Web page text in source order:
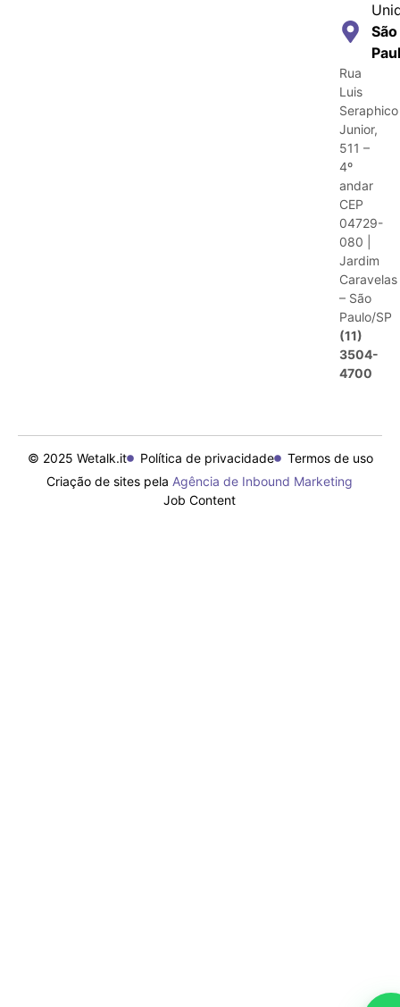
São
Rua
Luis
Seraphico
Junior,
511 –
4º
andar
CEP
04729-
080 |
Jardim
Caravelas
– São
Paulo/SP
(11)
3504-
4700
© 2025 Wetalk.it Política de privacidade
Termos de uso
Criação de sites pela Agência de Inbound Marketing
Job Content